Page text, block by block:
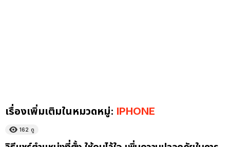
เรื่องเพิ่มเติมในหมวดหมู่: IPHONE
162 ดู